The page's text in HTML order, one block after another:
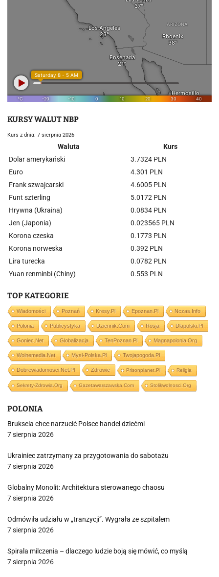
KURSY WALUT NBP
Kurs z dnia: 7 sierpnia 2026
Waluta
Kurs
Dolar amerykański
3.7324 PLN
Euro
4.301 PLN
Frank szwajcarski
4.6005 PLN
Funt szterling
5.0172 PLN
Hrywna (Ukraina)
0.0834 PLN
Jen (Japonia)
0.023565 PLN
Korona czeska
0.1773 PLN
Korona norweska
0.392 PLN
Lira turecka
0.0782 PLN
Yuan renminbi (Chiny)
0.553 PLN
TOP KATEGORIE
Wiadomości Poznań Kresy.pl Epoznan.pl Nczas.info
Polonia Publicystyka Dziennik.com Rosja Dlapolski.pl
Goniec.net Globalizacja TenPoznan.pl Magnapolonia.org
Wolnemedia.net Mysl-Polska.pl Twojapogoda.pl
Dobrewiadomosci.net.pl Zdrowie Prisonplanet.pl Religia
Sekrety-Zdrowia.org Gazetawarszawska.com Stolikwolnosci.org
POLONIA
Bruksela chce narzucić Polsce handel dziećmi
7 sierpnia 2026
Ukrainiec zatrzymany za przygotowania do sabotażu
7 sierpnia 2026
Globalny Monolit: Architektura sterowanego chaosu
7 sierpnia 2026
Odmówiła udziału w „tranzycji”. Wygrała ze szpitalem
7 sierpnia 2026
Spirala milczenia – dlaczego ludzie boją się mówić, co myślą
7 sierpnia 2026